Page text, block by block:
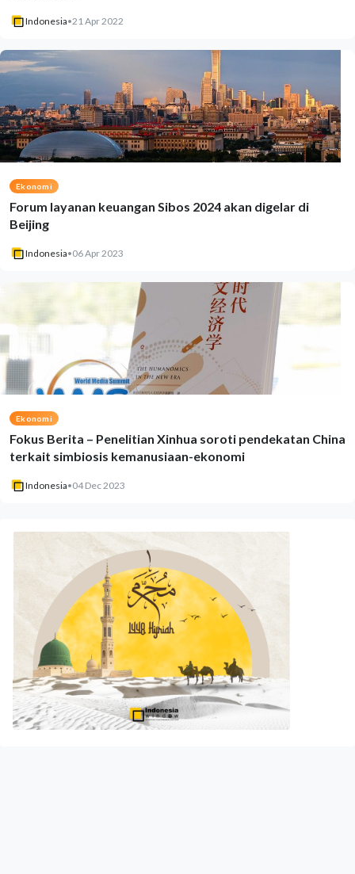
Indonesia•21 Apr 2022
Ekonomi
Forum layanan keuangan Sibos 2024 akan digelar di
Beijing
Indonesia•06 Apr 2023
Ekonomi
Fokus Berita – Penelitian Xinhua soroti pendekatan China
terkait simbiosis kemanusiaan-ekonomi
Indonesia•04 Dec 2023